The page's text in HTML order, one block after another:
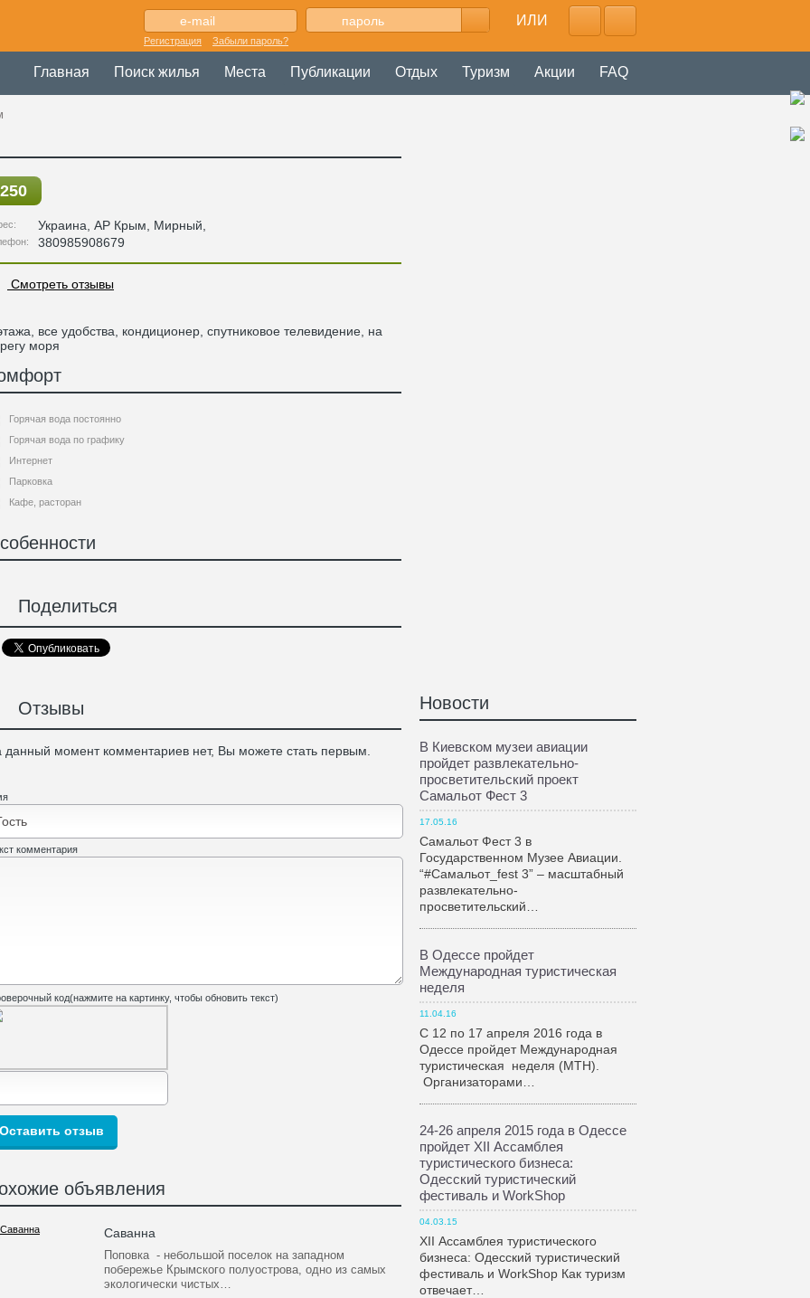
ИЛИ
Регистрация Забыли пароль?
Главная Поиск жилья Места Публикации Отдых Туризм Акции FAQ
250
Украина АР Крым , Мирный,
380985908679
Смотреть отзывы
все удобства, кондиционер, спутниковое телевидение, на
моря
Горячая вода постоянно
Горячая вода по графику
Интернет
Парковка
Кафе, расторан
Поделиться
Отзывы
данный момент комментариев нет, Вы можете стать первым.
комментария
код(нажмите на картинку, чтобы обновить текст)
объявления
Саванна
Поповка - небольшой поселок на западном
побережье Крымского полуострова, одно из самых
экологически чистых…
Новости
В Киевском музеи авиации
пройдет развлекательно-
просветительский проект
Самальот Фест 3
17.05.16
Самальот Фест 3 в
Государственном Музее Авиации.
“#Самальот_fest 3” – масштабный
развлекательно-
просветительский…
В Одессе пройдет
Международная туристическая
неделя
11.04.16
С 12 по 17 апреля 2016 года в
Одессе пройдет Международная
туристическая неделя (МТН).
Организаторами…
24-26 апреля 2015 года в Одессе
пройдет XII Ассамблея
туристического бизнеса:
Одесский туристический
фестиваль и WorkShop
04.03.15
XII Ассамблея туристического
бизнеса: Одесский туристический
фестиваль и WorkShop Как туризм
отвечает…